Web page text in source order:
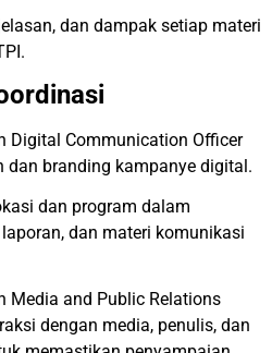
dan dampak setiap materi
Digital Communication Officer
dan branding kampanye digital.
dan program dalam
dan materi komunikasi
Media and Public Relations
dengan media, penulis, dan